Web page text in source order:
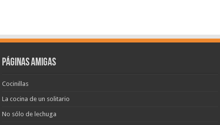
Páginas amigas
Cocinillas
La cocina de un solitario
No sólo de lechuga